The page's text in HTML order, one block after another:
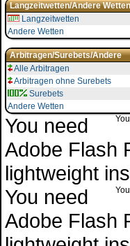
Langzeitwetten/Andere Wetten
Langzeitwetten
Andere Wetten
Arbitragen/Surebets/Andere
Alle Arbitragen
Arbitragen ohne Surebets
Surebets
Andere Wetten
You need
Adobe Flash
lightweight
You need
Adobe Flash